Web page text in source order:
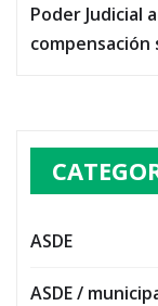
Poder Judicial
compensación
ASDE
ASDE /